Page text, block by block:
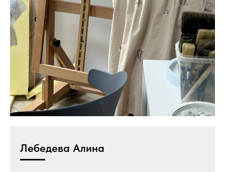
Лебедева Алина